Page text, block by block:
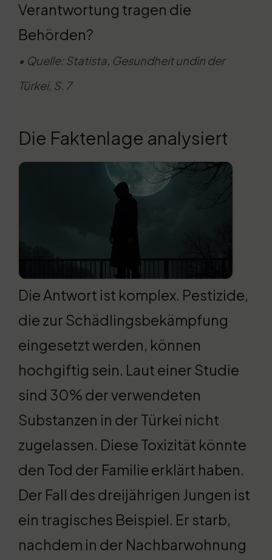
Verantwortung tragen die
Behörden?
• Quelle: Statista, Gesundheit undin der
Türkei, S. 7
Die Faktenlage analysiert
Die Antwort ist komplex. Pestizide,
die zur Schädlingsbekämpfung
eingesetzt werden, können
hochgiftig sein. Laut einer Studie
sind 30% der verwendeten
Substanzen in der Türkei nicht
zugelassen. Diese Toxizität könnte
den Tod der Familie erklärt haben.
Der Fall des dreijährigen Jungen ist
ein tragisches Beispiel. Er starb,
nachdem in der Nachbarwohnung